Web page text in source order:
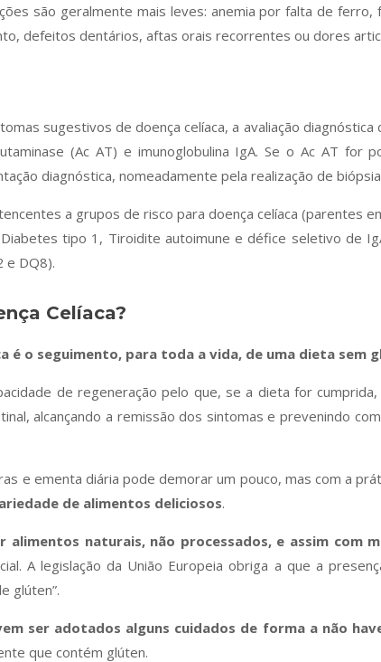
são geralmente mais leves: anemia por falta de
defeitos dentários, aftas orais recorrentes ou dores
sugestivos de doença celíaca, a avaliação
(Ac AT) e imunoglobulina IgA. Se o Ac AT
diagnóstica, nomeadamente pela realização de
a grupos de risco para doença celíaca (parentes
tipo 1, Tiroidite autoimune e défice seletivo de
e DQ8).
Celíaca?
é o seguimento, para toda a vida, de uma dieta sem
de regeneração pelo que, se a dieta for
alcançando a remissão dos sintomas e prevenindo
e ementa diária pode demorar um pouco, mas com a
de alimentos deliciosos.
alimentos naturais, não processados, e assim com
A legislação da União Europeia obriga a que a
glúten”.
ser adotados alguns cuidados de forma a não
que contém glúten.